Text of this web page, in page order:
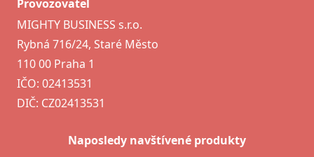
Provozovatel
MIGHTY BUSINESS s.r.o.
Rybná 716/24, Staré Město
110 00 Praha 1
IČO: 02413531
DIČ: CZ02413531
Naposledy navštívené produkty